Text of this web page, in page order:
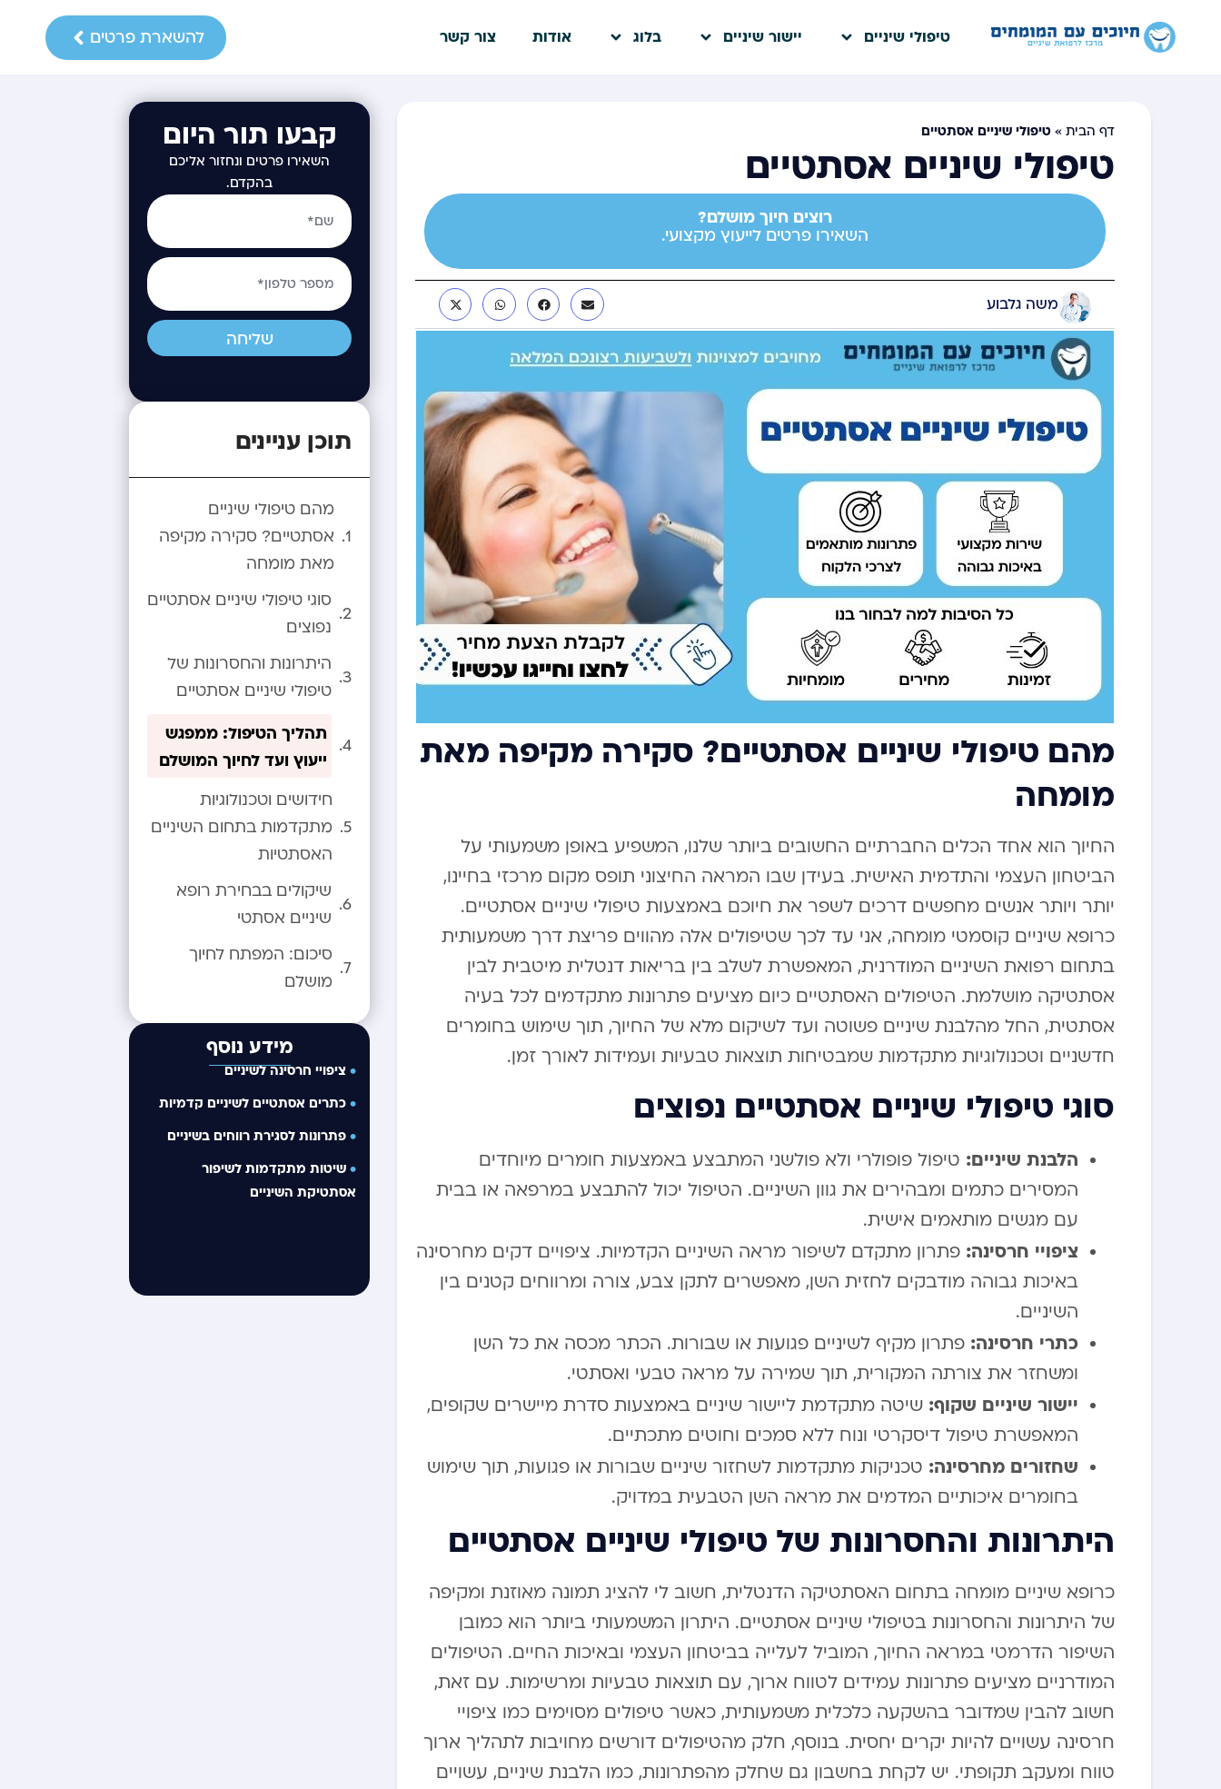
טיפולי שיניים יישור שיניים בלוג אודות צור קשר להשארת פרטים
דף הבית » טיפולי שיניים אסתטיים
טיפולי שיניים אסתטיים
רוצים חיוך מושלם?
השאירו פרטים לייעוץ מקצועי.
משה גלבוע
מהם טיפולי שיניים אסתטיים? סקירה מקיפה מאת
מומחה
החיוך הוא אחד הכלים החברתיים החשובים ביותר שלנו, המשפיע באופן משמעותי על
הביטחון העצמי והתדמית האישית. בעידן שבו המראה החיצוני תופס מקום מרכזי בחיינו,
יותר ויותר אנשים מחפשים דרכים לשפר את חיוכם באמצעות טיפולי שיניים אסתטיים.
כרופא שיניים קוסמטי מומחה, אני עד לכך שטיפולים אלה מהווים פריצת דרך משמעותית
בתחום רפואת השיניים המודרנית, המאפשרת לשלב בין בריאות דנטלית מיטבית לבין
אסתטיקה מושלמת. הטיפולים האסתטיים כיום מציעים פתרונות מתקדמים לכל בעיה
אסתטית, החל מהלבנת שיניים פשוטה ועד לשיקום מלא של החיוך, תוך שימוש בחומרים
חדשניים וטכנולוגיות מתקדמות שמבטיחות תוצאות טבעיות ועמידות לאורך זמן.
סוגי טיפולי שיניים אסתטיים נפוצים
הלבנת שיניים: טיפול פופולרי ולא פולשני המתבצע באמצעות חומרים מיוחדים
המסירים כתמים ומבהירים את גוון השיניים. הטיפול יכול להתבצע במרפאה או בבית
עם מגשים מותאמים אישית.
ציפויי חרסינה: פתרון מתקדם לשיפור מראה השיניים הקדמיות. ציפויים דקים מחרסינה
באיכות גבוהה מודבקים לחזית השן, מאפשרים לתקן צבע, צורה ומרווחים קטנים בין
השיניים.
כתרי חרסינה: פתרון מקיף לשיניים פגועות או שבורות. הכתר מכסה את כל השן
ומשחזר את צורתה המקורית, תוך שמירה על מראה טבעי ואסתטי.
יישור שיניים שקוף: שיטה מתקדמת ליישור שיניים באמצעות סדרת מיישרים שקופים,
המאפשרת טיפול דיסקרטי ונוח ללא סמכים וחוטים מתכתיים.
שחזורים מחרסינה: טכניקות מתקדמות לשחזור שיניים שבורות או פגועות, תוך שימוש
בחומרים איכותיים המדמים את מראה השן הטבעית במדויק.
היתרונות והחסרונות של טיפולי שיניים אסתטיים
כרופא שיניים מומחה בתחום האסתטיקה הדנטלית, חשוב לי להציג תמונה מאוזנת ומקיפה
של היתרונות והחסרונות בטיפולי שיניים אסתטיים. היתרון המשמעותי ביותר הוא כמובן
השיפור הדרמטי במראה החיוך, המוביל לעלייה בביטחון העצמי ובאיכות החיים. הטיפולים
המודרניים מציעים פתרונות עמידים לטווח ארוך, עם תוצאות טבעיות ומרשימות. עם זאת,
חשוב להבין שמדובר בהשקעה כלכלית משמעותית, כאשר טיפולים מסוימים כמו ציפויי
חרסינה עשויים להיות יקרים יחסית. בנוסף, חלק מהטיפולים דורשים מחויבות לתהליך ארוך
טווח ומעקב תקופתי. יש לקחת בחשבון גם שחלק מהפתרונות, כמו הלבנת שיניים, עשויים
קבעו תור היום
השאירו פרטים ונחזור אליכם
בהקדם.
שליחה
תוכן עניינים
מהם טיפולי שיניים
אסתטיים? סקירה מקיפה
מאת מומחה
סוגי טיפולי שיניים אסתטיים
נפוצים
היתרונות והחסרונות של
טיפולי שיניים אסתטיים
תהליך הטיפול: ממפגש
ייעוץ ועד לחיוך המושלם
חידושים וטכנולוגיות
מתקדמות בתחום השיניים
האסתטיות
שיקולים בבחירת רופא
שיניים אסתטי
סיכום: המפתח לחיוך
מושלם
מידע נוסף
ציפויי חרסינה לשיניים
כתרים אסתטיים לשיניים קדמיות
פתרונות לסגירת רווחים בשיניים
שיטות מתקדמות לשיפור
אסתטיקת השיניים